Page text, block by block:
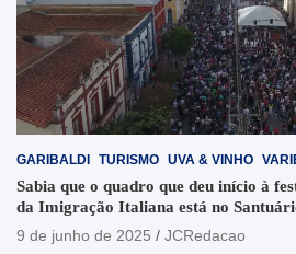
GARIBALDI TURISMO UVA & VINHO
Sabia que o quadro que deu início à
da Imigração Italiana está no
9 de junho de 2025
JCRedacao